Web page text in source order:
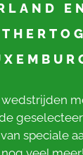
speciale